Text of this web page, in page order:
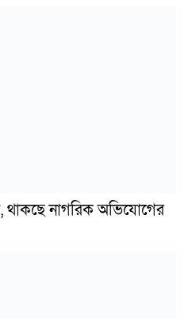
থাকছে নাগরিক অভিযোগের